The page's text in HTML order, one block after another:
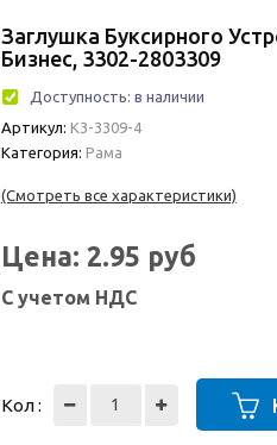
Заглушка Буксирного
Бизнес, 3302-2803309
Доступность: в наличии
Артикул: К3-3309-4
Категория: Рама
(Смотреть все характеристики)
Цена: 2.95 руб
С учетом НДС
Кол :